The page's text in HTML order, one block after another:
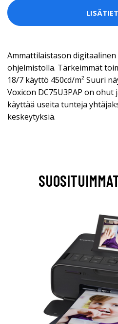
Ammattilaistason
ohjelmistolla. Tärkeimmät
18/7 käyttö 450cd/m² Suuri
Voxicon DC75U3PAP on ohut
käyttää useita tunteja
keskeytyksiä.